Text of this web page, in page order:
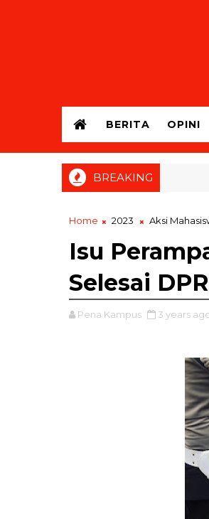
BERITA OPINI
BREAKING
Home 2023 Aksi
Isu
Selesai
Pena Kampus 3 years